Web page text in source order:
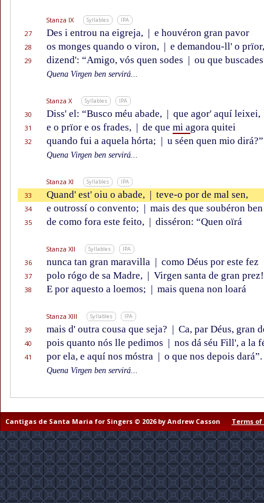
Stanza IX Syllables IPA
27 Des i entrou na eigreja, | e houvéron gran pavor
28 os monges quando o viron, | e demandou-ll' o prïor,
29 dizend': “Amigo, vós quen sodes | ou que
Quena Virgen ben servirá...
Stanza X Syllables IPA
30 Diss' el: “Busco méu abade, | que agor' aquí leixei,
31 e o prïor e os frades, | de que mi agora quitei
32 quando fui a aquela hórta; | u séen quen mio dirá?”
Quena Virgen ben servirá...
Stanza XI Syllables IPA
33 Quand' est' oiu o abade, | teve-o por de mal sen,
34 e outrossí o convento; | mais des que soubéron ben
35 de como fora este feito, | disséron: “Quen oïrá
Stanza XII Syllables IPA
36 nunca tan gran maravilla | como Déus por este fez
37 polo rógo de sa Madre, | Virgen santa de gran prez!
38 E por aquesto a loemos; | mais quena non loará
Stanza XIII Syllables IPA
39 mais d' outra cousa que seja? | Ca, par Déus, gran
40 pois quanto nós lle pedimos | nos dá séu Fill', a la
41 por ela, e aquí nos móstra | o que nos depois dará”.
Quena Virgen ben servirá...
Cantigas de Santa Maria for Singers © 2026 by Andrew Casson Terms of